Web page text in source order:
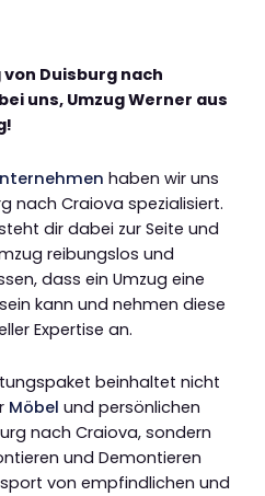
Duisburg nach
uns, Umzug Werner aus
haben wir uns
nach Craiova spezialisiert.
dir dabei zur Seite und
reibungslos und
dass ein Umzug eine
kann und nehmen diese
Expertise an.
beinhaltet nicht
Möbel und persönlichen
nach Craiova, sondern
und Demontieren
von empfindlichen und